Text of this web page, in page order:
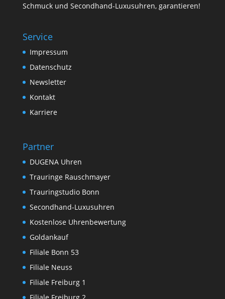
Schmuck und Secondhand-Luxusuhren, garantieren!
Service
Impressum
Datenschutz
Newsletter
Kontakt
Karriere
Partner
DUGENA Uhren
Trauringe Rauschmayer
Trauringstudio Bonn
Secondhand-Luxusuhren
Kostenlose Uhrenbewertung
Goldankauf
Filiale Bonn 53
Filiale Neuss
Filiale Freiburg 1